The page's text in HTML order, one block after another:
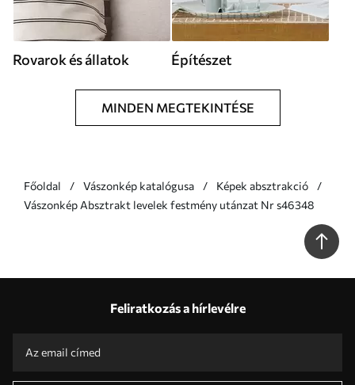
Rovarok és állatok Építészet
MINDEN MEGTEKINTÉSE
Főoldal Vászonkép katalógusa
Képek absztrakció
Vászonkép Absztrakt levelek festmény utánzat Nr s46348
Feliratkozás a hírlevélre